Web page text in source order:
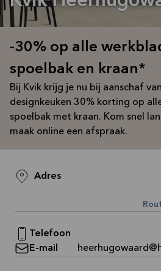
-30% op alle
spoelbak en kraan*
Bij Kvik krijg je nu bij aanschaf
designkeuken 30% korting op
spoelbak met kraan. Kom snel
maak online een afspraak.
Adres
Telefoon
E-mail